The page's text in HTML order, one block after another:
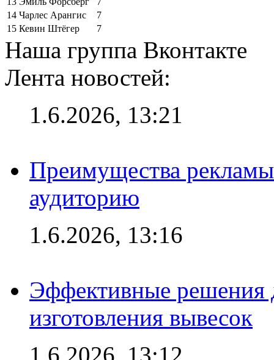
14 Чарлес Арангис
7
15 Кевин Штёгер 7
Наша группа Вконтакте
Лента новостей:
1.6.2026, 13:21
Преимущества
аудиторию
1.6.2026, 13:16
Эффективные решения
изготовления вывесок
1.6.2026, 13:12